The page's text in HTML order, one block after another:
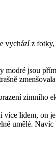
vychází z
modré jsou
zimního
lidem, on
umělé.